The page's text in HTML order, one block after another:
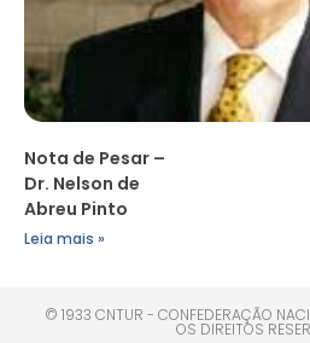
Nota de Pesar –
Dr. Nelson de
Abreu Pinto
Leia mais »
© 1933 CNTUR - CONFEDERAÇÃO
OS DIREITOS